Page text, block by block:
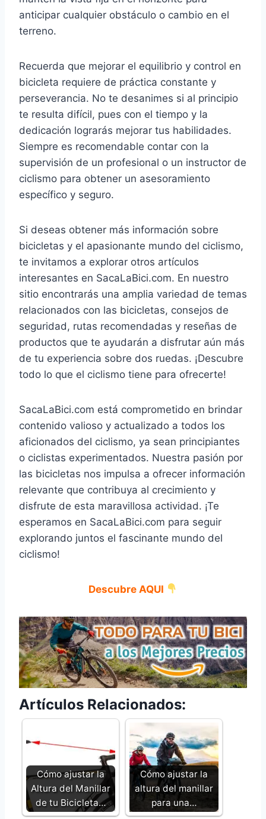
anticipar cualquier obstáculo o cambio en el
terreno.
Recuerda que mejorar el equilibrio y control en
bicicleta requiere de práctica constante y
perseverancia. No te desanimes si al principio
te resulta difícil, pues con el tiempo y la
dedicación lograrás mejorar tus habilidades.
Siempre es recomendable contar con la
supervisión de un profesional o un instructor de
ciclismo para obtener un asesoramiento
específico y seguro.
Si deseas obtener más información sobre
bicicletas y el apasionante mundo del ciclismo,
te invitamos a explorar otros artículos
interesantes en SacaLaBici.com. En nuestro
sitio encontrarás una amplia variedad de temas
relacionados con las bicicletas, consejos de
seguridad, rutas recomendadas y reseñas de
productos que te ayudarán a disfrutar aún más
de tu experiencia sobre dos ruedas. ¡Descubre
todo lo que el ciclismo tiene para ofrecerte!
SacaLaBici.com está comprometido en brindar
contenido valioso y actualizado a todos los
aficionados del ciclismo, ya sean principiantes
o ciclistas experimentados. Nuestra pasión por
las bicicletas nos impulsa a ofrecer información
relevante que contribuya al crecimiento y
disfrute de esta maravillosa actividad. ¡Te
esperamos en SacaLaBici.com para seguir
explorando juntos el fascinante mundo del
ciclismo!
Descubre AQUI
Artículos Relacionados:
Cómo ajustar la
Altura del Manillar
de tu Bicicleta…
Cómo ajustar la
altura del manillar
para una…